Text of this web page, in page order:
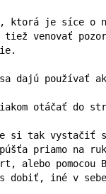
ktorá je síce o
venovať
dajú používať
otáčať do
si tak vystačiť
priamo na
alebo pomocou
iné v sebe